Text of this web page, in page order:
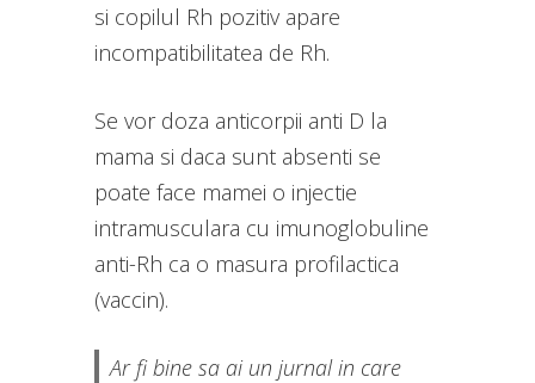
si copilul Rh pozitiv apare
incompatibilitatea de Rh.
Se vor doza anticorpii anti D la
mama si daca sunt absenti se
poate face mamei o injectie
intramusculara cu imunoglobuline
anti-Rh ca o masura profilactica
(vaccin).
Ar fi bine sa ai un jurnal in care